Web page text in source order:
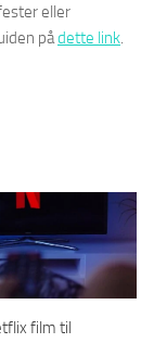
eller
pådette link.
film til